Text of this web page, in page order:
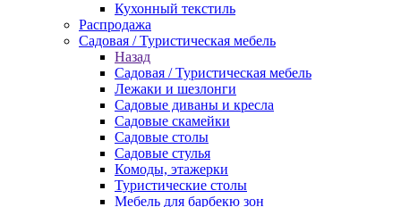
Кухонный текстиль
Распродажа
Садовая / Туристическая мебель
Назад
Садовая / Туристическая мебель
Лежаки и шезлонги
Садовые диваны и кресла
Садовые скамейки
Садовые столы
Садовые стулья
Комоды, этажерки
Туристические столы
Мебель для барбекю зон